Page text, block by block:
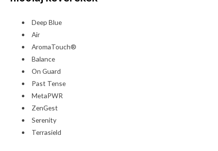
Deep Blue
Air
AromaTouch®
Balance
On Guard
Past Tense
MetaPWR
ZenGest
Serenity
Terrasield